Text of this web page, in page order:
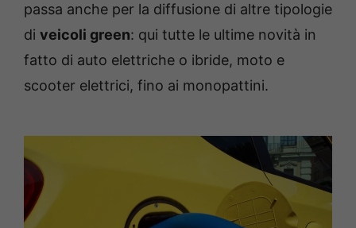
passa anche per la diffusione di altre tipologie
di veicoli green: qui tutte le ultime novità in
fatto di auto elettriche o ibride, moto e
scooter elettrici, fino ai monopattini.